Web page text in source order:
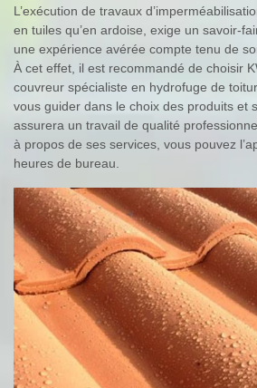
L’exécution de travaux
en tuiles qu’en ardoise, exige un savoir-
une expérience avérée compte tenu de
À cet effet, il est recommandé de choisir
couvreur spécialiste en hydrofuge de
vous guider dans le choix des produits et
assurera un travail de qualité
à propos de ses services, vous pouvez
heures de bureau.